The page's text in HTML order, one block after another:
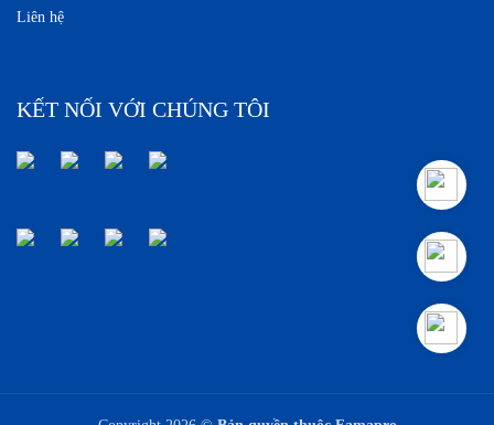
Liên hệ
KẾT NỐI VỚI CHÚNG TÔI